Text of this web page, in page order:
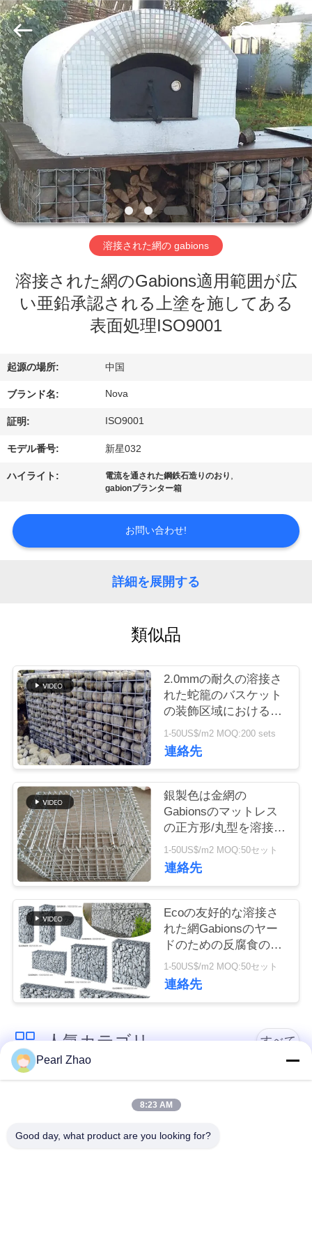
家
へ
製
品
ビ
オ
シ
ョ
ー
わ
し
た
て
工
場
ツ
ー
品
質
管
連
絡
く
さ
ヤ
ー.
Copyright
©
2019
-
2026
Hebei
Nova
Metal
Wire
Mesh
Products
Co.,
Ltd..
All
Rights
Reserved.
溶接された網の gabions
溶接された網のGabions適用範囲が広
い亜鉛承認される上塗を施してある
表面処理ISO9001
起源の場所: 中国
ブランド名: Nova
証明: ISO9001
モデル番号: 新星032
ハイライト: 電流を通された鋼鉄石造りのおり ,
gabionプランター箱
お問い合わせ!
詳細を展開する
類似品
2.0mmの耐久の溶接さ
れた蛇籠のバスケット
の装飾区域における長
い寿命
1-50US$/m2 MOQ:200 sets
連絡先
銀製色は金網の
Gabionsのマットレス
の正方形/丸型を溶接し
ました
1-50US$/m2 MOQ:50セット
連絡先
Ecoの友好的な溶接さ
れた網Gabionsのヤー
ドのための反腐食の
Gabionプランター箱
1-50US$/m2 MOQ:50セット
連絡先
人気カテゴリ すべて
ュ
Pearl Zhao
8:23 AM
Good day, what product are you looking for?